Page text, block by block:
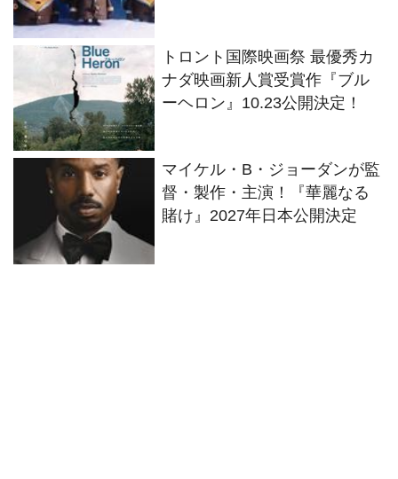
トロント国際映画祭 最優秀カ
ナダ映画新人賞受賞作『ブル
ーヘロン』10.23公開決定！
マイケル・B・ジョーダンが監
督・製作・主演！『華麗なる
賭け』2027年日本公開決定